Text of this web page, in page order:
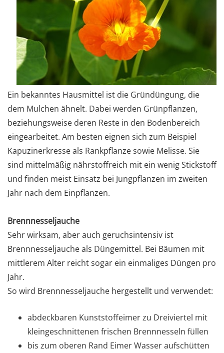
Ein bekanntes Hausmittel ist die Gründüngung, die
dem Mulchen ähnelt. Dabei werden Grünpflanzen,
beziehungsweise deren Reste in den Bodenbereich
eingearbeitet. Am besten eignen sich zum Beispiel
Kapuzinerkresse als Rankpflanze sowie Melisse. Sie
sind mittelmäßig nährstoffreich mit ein wenig Stickstoff
und finden meist Einsatz bei Jungpflanzen im zweiten
Jahr nach dem Einpflanzen.
Brennnesseljauche
Sehr wirksam, aber auch geruchsintensiv ist
Brennnesseljauche als Düngemittel. Bei Bäumen mit
mittlerem Alter reicht sogar ein einmaliges Düngen pro
Jahr.
So wird Brennnesseljauche hergestellt und verwendet:
abdeckbaren Kunststoffeimer zu Dreiviertel mit
kleingeschnittenen frischen Brennnesseln füllen
bis zum oberen Rand Eimer Wasser aufschütten